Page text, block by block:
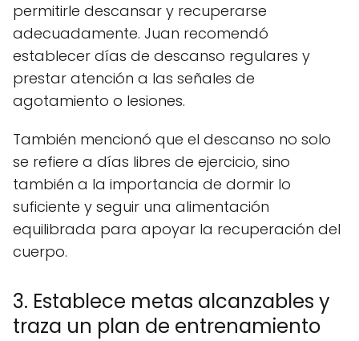
permitirle descansar y recuperarse
adecuadamente. Juan recomendó
establecer días de descanso regulares y
prestar atención a las señales de
agotamiento o lesiones.
También mencionó que el descanso no solo
se refiere a días libres de ejercicio, sino
también a la importancia de dormir lo
suficiente y seguir una alimentación
equilibrada para apoyar la recuperación del
cuerpo.
3. Establece metas alcanzables y
traza un plan de entrenamiento